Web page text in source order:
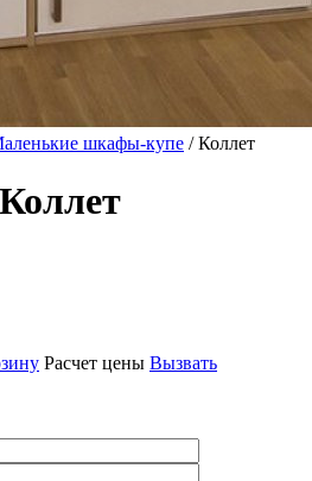
шкафы-купе / Коллет
Расчет цены Вызвать